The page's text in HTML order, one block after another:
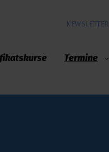
Termine
NEWSLETTER